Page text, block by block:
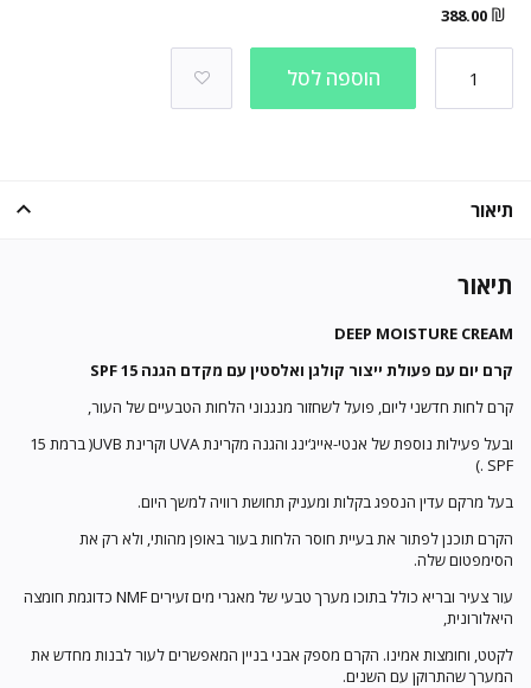
388.00 ₪
הוספה לסל
תיאור
תיאור
DEEP MOISTURE CREAM
קרם יום עם פעולת ייצור קולגן ואלסטין עם מקדם הגנה SPF 15
קרם לחות חדשני ליום, פועל לשחזור מנגנוני הלחות הטבעיים של העור,
ובעל פעילות נוספת של אנטי-אייג‘ינג והגנה מקרינת UVA וקרינת UVB( ברמת 15
SPF .)
בעל מרקם עדין הנספג בקלות ומעניק תחושת רוויה למשך היום.
הקרם תוכנן לפתור את בעיית חוסר הלחות בעור באופן מהותי, ולא רק את
הסימפטום שלה.
עור צעיר ובריא כולל בתוכו מערך טבעי של מאגרי מים זעירים NMF כדוגמת חומצה
היאלורונית,
לקטט, וחומצות אמינו. הקרם מספק אבני בניין המאפשרים לעור לבנות מחדש את
המערך שהתרוקן עם השנים.